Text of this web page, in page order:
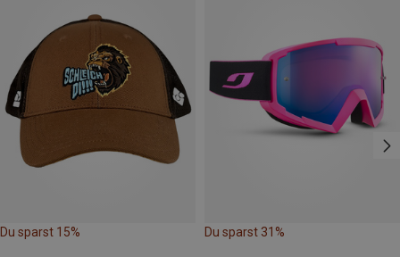
Du sparst 15% Du sparst 31%